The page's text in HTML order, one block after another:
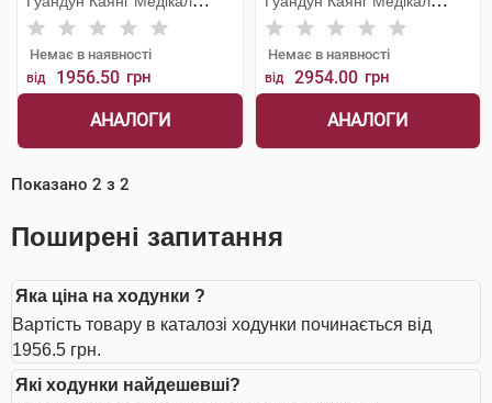
Технолоджі
Немає в наявності
від 1956.50 грн
АНАЛОГИ
Технолоджі
Немає в наявності
від 2954.00 грн
АНАЛОГИ
Показано 2 з 2
Поширені запитання
Яка ціна на ходунки ?
Вартість товару в каталозі ходунки починається від
1956.5 грн.
Які ходунки найдешевші?